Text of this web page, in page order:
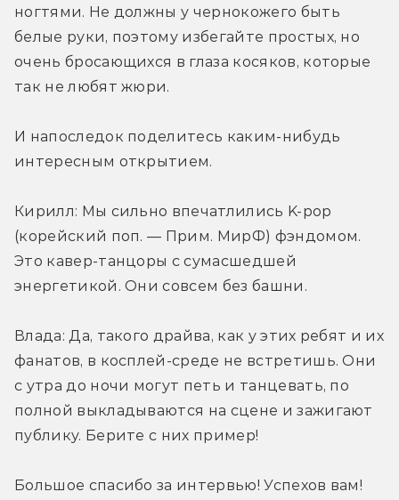
ногтями. Не должны у чернокожего быть
белые руки, поэтому избегайте простых, но
очень бросающихся в глаза косяков, которые
так не любят жюри.
И напоследок поделитесь каким-нибудь
интересным открытием.
Кирилл: Мы сильно впечатлились K-pop
(корейский поп. — Прим. МирФ) фэндомом.
Это кавер-танцоры с сумасшедшей
энергетикой. Они совсем без башни.
Влада: Да, такого драйва, как у этих ребят и их
фанатов, в косплей-среде не встретишь. Они
с утра до ночи могут петь и танцевать, по
полной выкладываются на сцене и зажигают
публику. Берите с них пример!
Большое спасибо за интервью! Успехов вам!